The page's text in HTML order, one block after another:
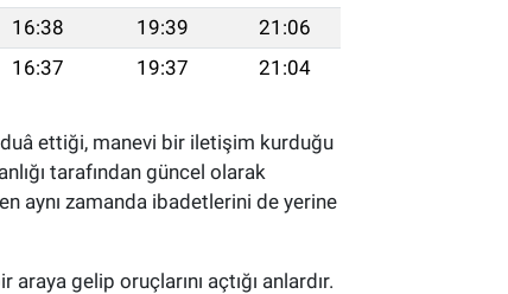
16:38 19:39
21:06
16:37 19:37 21:04
duâ ettiği, manevi bir iletişim kurduğu
tarafından güncel olarak
aynı zamanda ibadetlerini de yerine
gelip oruçlarını açtığı anlardır.